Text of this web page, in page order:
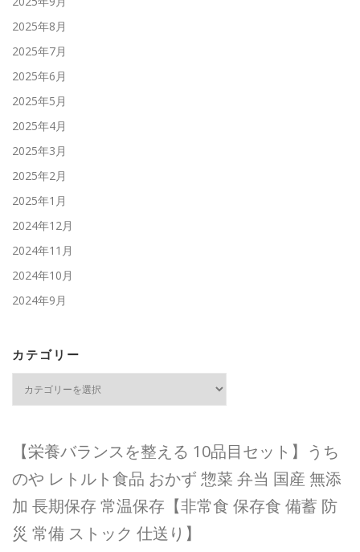
2025年8月
2025年7月
2025年6月
2025年5月
2025年4月
2025年3月
2025年2月
2025年1月
2024年12月
2024年11月
2024年10月
2024年9月
カテゴリー
【栄養バランスを整える 10品目セット】うち
のや レトルト食品 おかず 惣菜 弁当 国産 無添
加 長期保存 常温保存【非常食 保存食 備蓄 防
災 常備 ストック 仕送り】